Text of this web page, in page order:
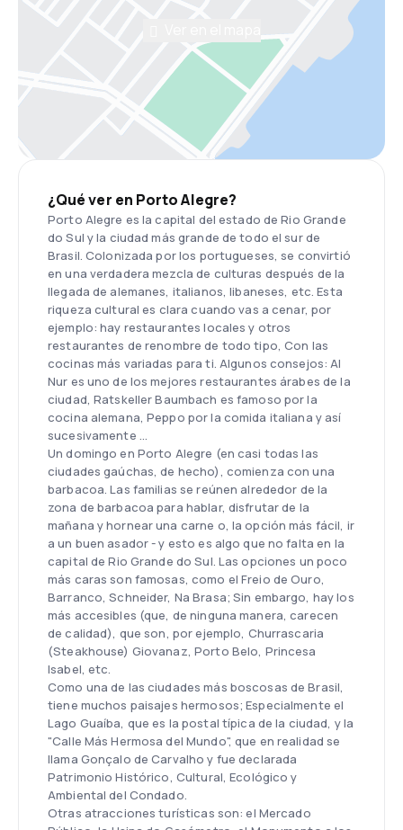
¿Qué ver en Porto Alegre?
Porto Alegre es la capital del estado de Rio Grande
do Sul y la ciudad más grande de todo el sur de
Brasil. Colonizada por los portugueses, se convirtió
en una verdadera mezcla de culturas después de la
llegada de alemanes, italianos, libaneses, etc. Esta
riqueza cultural es clara cuando vas a cenar, por
ejemplo: hay restaurantes locales y otros
restaurantes de renombre de todo tipo, Con las
cocinas más variadas para ti. Algunos consejos: Al
Nur es uno de los mejores restaurantes árabes de la
ciudad, Ratskeller Baumbach es famoso por la
cocina alemana, Peppo por la comida italiana y así
sucesivamente ...
Un domingo en Porto Alegre (en casi todas las
ciudades gaúchas, de hecho), comienza con una
barbacoa. Las familias se reúnen alrededor de la
zona de barbacoa para hablar, disfrutar de la
mañana y hornear una carne o, la opción más fácil, ir
a un buen asador - y esto es algo que no falta en la
capital de Rio Grande do Sul. Las opciones un poco
más caras son famosas, como el Freio de Ouro,
Barranco, Schneider, Na Brasa; Sin embargo, hay los
más accesibles (que, de ninguna manera, carecen
de calidad), que son, por ejemplo, Churrascaria
(Steakhouse) Giovanaz, Porto Belo, Princesa
Isabel, etc.
Como una de las ciudades más boscosas de Brasil,
tiene muchos paisajes hermosos; Especialmente el
Lago Guaíba, que es la postal típica de la ciudad, y la
"Calle Más Hermosa del Mundo", que en realidad se
llama Gonçalo de Carvalho y fue declarada
Patrimonio Histórico, Cultural, Ecológico y
Ambiental del Condado.
Otras atracciones turísticas son: el Mercado